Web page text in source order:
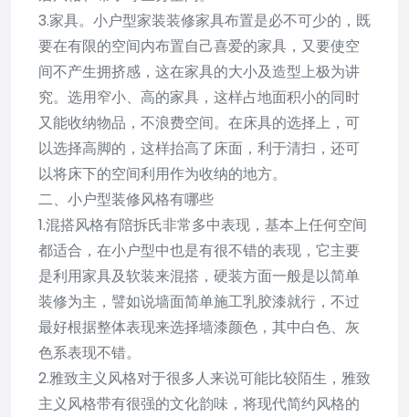
3.家具。小户型家装装修家具布置是必不可少的，既
要在有限的空间内布置自己喜爱的家具，又要使空
间不产生拥挤感，这在家具的大小及造型上极为讲
究。选用窄小、高的家具，这样占地面积小的同时
又能收纳物品，不浪费空间。在床具的选择上，可
以选择高脚的，这样抬高了床面，利于清扫，还可
以将床下的空间利用作为收纳的地方。
二、小户型装修风格有哪些
1.混搭风格有陪拆氏非常多中表现，基本上任何空间
都适合，在小户型中也是有很不错的表现，它主要
是利用家具及软装来混搭，硬装方面一般是以简单
装修为主，譬如说墙面简单施工乳胶漆就行，不过
最好根据整体表现来选择墙漆颜色，其中白色、灰
色系表现不错。
2.雅致主义风格对于很多人来说可能比较陌生，雅致
主义风格带有很强的文化韵味，将现代简约风格的